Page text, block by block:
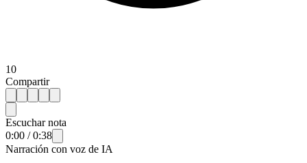
10
Compartir
Escuchar nota
0:00 /0:38
Narración con voz de IA